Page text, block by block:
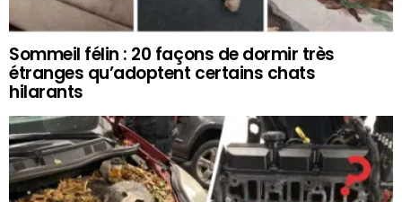
Sommeil félin : 20 façons de dormir très
étranges qu’adoptent certains chats
hilarants